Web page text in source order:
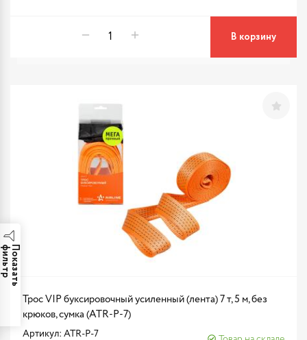
П
о
к
а
з
а
т
ь
ф
и
л
ь
т
В корзину
Трос VIP буксировочный усиленный (лента) 7 т, 5 м, без
крюков, сумка (ATR-P-7)
Артикул: ATR-P-7